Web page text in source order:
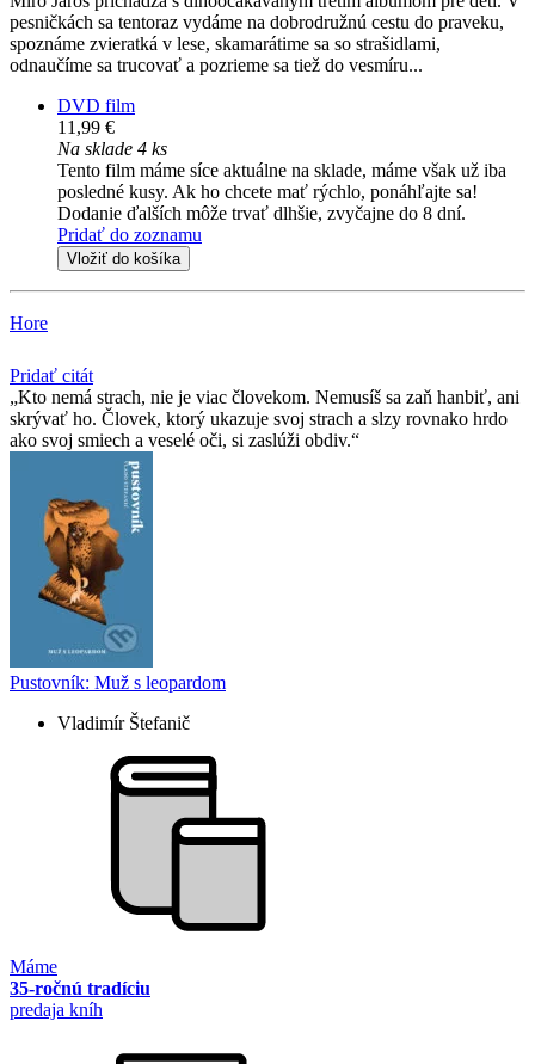
pesničkách sa tentoraz vydáme na dobrodružnú cestu do praveku,
spoznáme zvieratká v lese, skamarátime sa so strašidlami,
odnaučíme sa trucovať a pozrieme sa tiež do vesmíru...
DVD film
11,99 €
Na sklade 4 ks
Tento film máme síce aktuálne na sklade, máme však už iba
posledné kusy. Ak ho chcete mať rýchlo, ponáhľajte sa!
Dodanie ďalších môže trvať dlhšie, zvyčajne do 8 dní.
Pridať do zoznamu
Vložiť do košíka
Hore
Pridať citát
Kto nemá strach, nie je viac človekom. Nemusíš sa zaň hanbiť, ani
skrývať ho. Človek, ktorý ukazuje svoj strach a slzy rovnako hrdo
ako svoj smiech a veselé oči, si zaslúži obdiv.
Pustovník: Muž s leopardom
Vladimír Štefanič
Máme
35-ročnú tradíciu
predaja kníh